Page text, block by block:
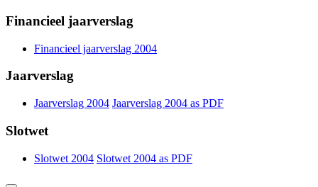
Financieel jaarverslag
Financieel jaarverslag 2004
Jaarverslag
Jaarverslag 2004 Jaarverslag 2004 as PDF
Slotwet
Slotwet 2004 Slotwet 2004 as PDF